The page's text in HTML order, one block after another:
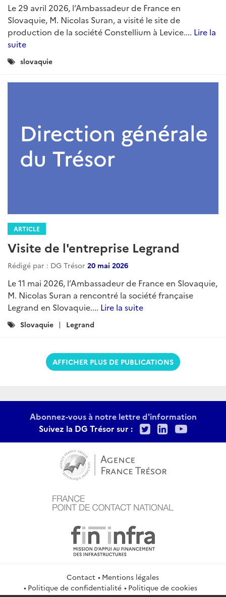
Le 29 avril 2026, l’Ambassadeur de France en
Slovaquie, M. Nicolas Suran, a visité le site de
production de la société Constellium à Levice.... Lire la
suite
Catégories
slovaquie
ARTICLE
Visite de l'entreprise Legrand
Rédigé par : DG Trésor 20 mai 2026
Le 11 mai 2026, l’Ambassadeur de France en Slovaquie,
M. Nicolas Suran a rencontré la société française
Legrand en Slovaquie.... Lire la suite
Catégories
Slovaquie Legrand
AFFICHER PLUS DE PUBLICATIONS
Abonnez-vous à notre lettre d'information
Suivez la DG Trésor sur :
TwitterLinkedIn
Contact
Mentions légales
Politique de confidentialité
Politique de cookies